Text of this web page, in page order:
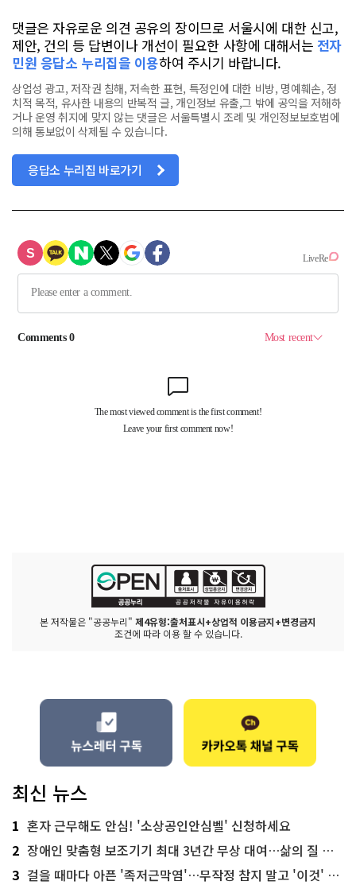
댓글은 자유로운 의견 공유의 장이므로 서울시에 대한 신고,
제안, 건의 등 답변이나 개선이 필요한 사항에 대해서는 전자
민원 응답소 누리집을 이용하여 주시기 바랍니다.
상업성 광고, 저작권 침해, 저속한 표현, 특정인에 대한 비방, 명예훼손, 정
치적 목적, 유사한 내용의 반복적 글, 개인정보 유출,그 밖에 공익을 저해하
거나 운영 취지에 맞지 않는 댓글은 서울특별시 조례 및 개인정보보호법에
의해 통보없이 삭제될 수 있습니다.
응답소 누리집 바로가기
본 저작물은 "공공누리" 제4유형:출처표시+상업적 이용금지+변경금지
조건에 따라 이용 할 수 있습니다.
최신 뉴스
1 혼자 근무해도 안심! '소상공인안심벨' 신청하세요
2 장애인 맞춤형 보조기기 최대 3년간 무상 대여…삶의 질 높인다
3 걸을 때마다 아픈 '족저근막염'…무작정 참지 말고 '이것' 해보세요!